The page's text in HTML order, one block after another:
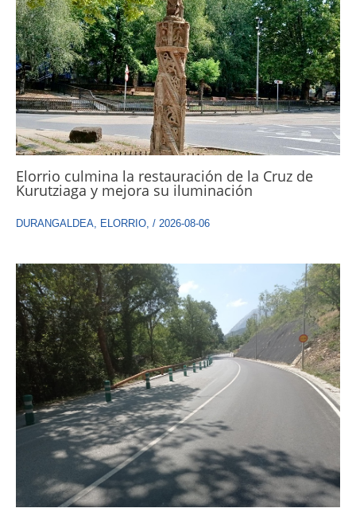
Elorrio culmina la restauración de la Cruz de
Kurutziaga y mejora su iluminación
DURANGALDEA, ELORRIO, / 2026-08-06